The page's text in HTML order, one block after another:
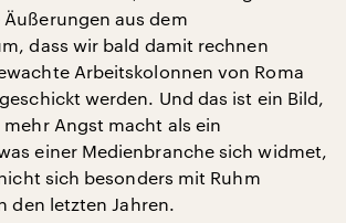
aus dem
dass wir bald damit rechnen
Arbeitskolonnen von Roma
werden. Und das ist ein Bild,
Angst macht als ein
einer Medienbranche sich widmet,
sich besonders mit Ruhm
den letzten Jahren.